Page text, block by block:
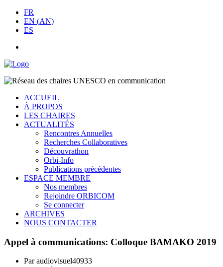
FR
EN (AN)
ES
ACCUEIL
À PROPOS
LES CHAIRES
ACTUALITÉS
Rencontres Annuelles
Recherches Collaboratives
Découvrathon
Orbi-Info
Publications précédentes
ESPACE MEMBRE
Nos membres
Rejoindre ORBICOM
Se connecter
ARCHIVES
NOUS CONTACTER
Appel à communications: Colloque BAMAKO 2019
Par audiovisuel40933